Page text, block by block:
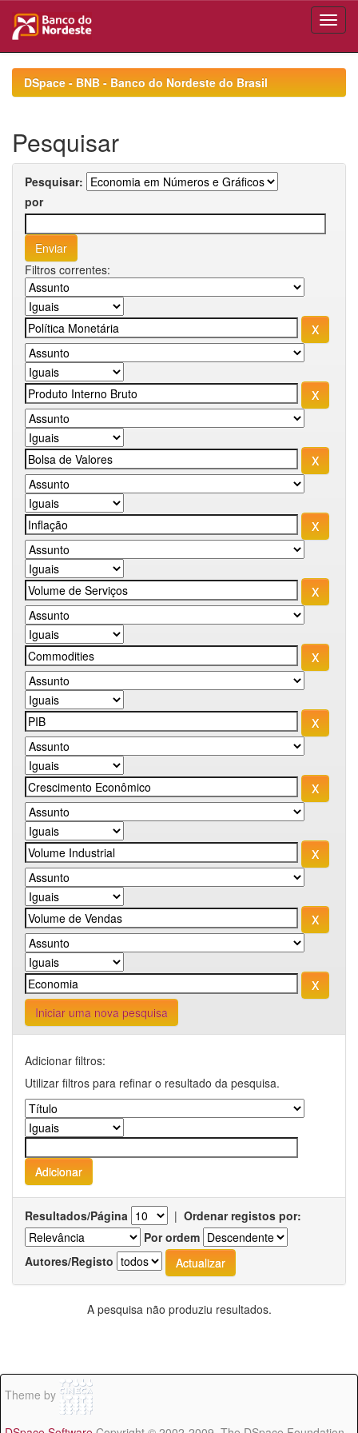
navigationDSpace - BNB - Banco do Nordeste do Brasil
Pesquisar
Pesquisar:
por
Filtros correntes:
Iniciar uma nova pesquisa
Adicionar filtros:
Utilizar filtros para refinar o resultado da pesquisa.
Resultados/Página | Ordenar registos por:
Por ordem
Autores/Registo
A pesquisa não produziu resultados.
Theme by